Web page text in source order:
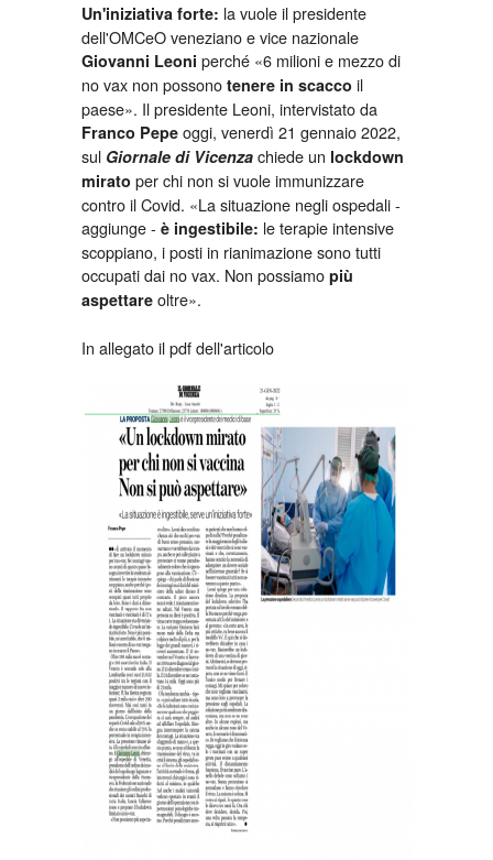
Un'iniziativa forte: la vuole il presidente
dell'OMCeO veneziano e vice nazionale
Giovanni Leoni perché «6 milioni e mezzo di
no vax non possono tenere in scacco il
paese». Il presidente Leoni, intervistato da
Franco Pepe oggi, venerdì 21 gennaio 2022,
sul Giornale di Vicenza chiede un lockdown
mirato per chi non si vuole immunizzare
contro il Covid. «La situazione negli ospedali -
aggiunge - è ingestibile: le terapie intensive
scoppiano, i posti in rianimazione sono tutti
occupati dai no vax. Non possiamo più
aspettare oltre».
In allegato il pdf dell'articolo